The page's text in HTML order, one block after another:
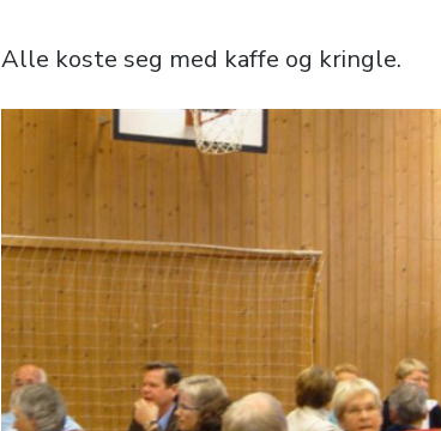
Alle koste seg med kaffe og kringle.